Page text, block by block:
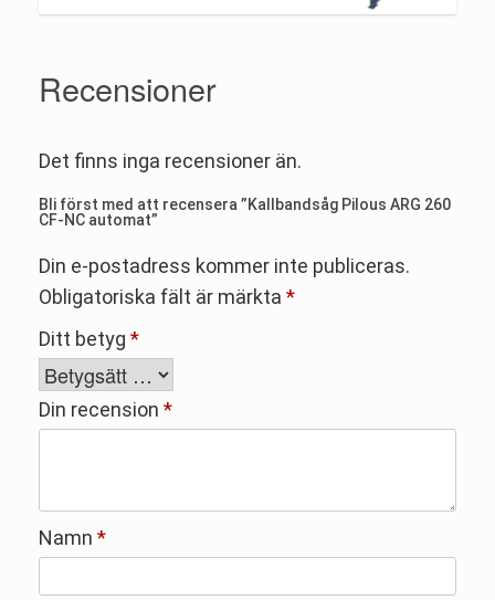
Recensioner
Det finns inga recensioner än.
Bli först med att recensera ”Kallbandsåg Pilous ARG 260
CF-NC automat”
Din e-postadress kommer inte publiceras.
Obligatoriska fält är märkta *
Ditt betyg *
Din recension *
Namn *